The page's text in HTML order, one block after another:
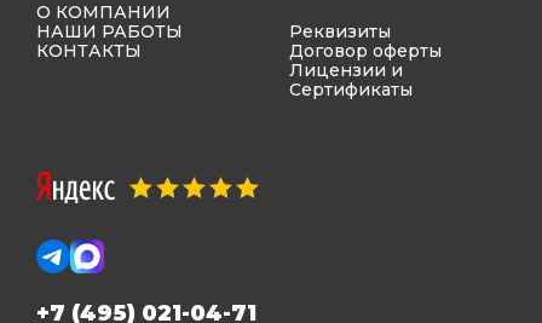
О КОМПАНИИ
НАШИ РАБОТЫ
КОНТАКТЫ
Реквизиты
Договор оферты
Лицензии и
Сертификаты
+7 (495) 021-04-71